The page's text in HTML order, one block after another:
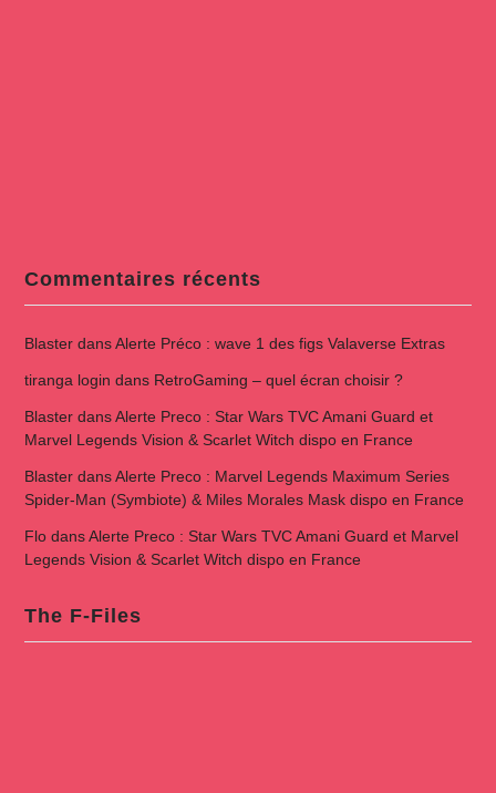
Commentaires récents
BlasterdansAlerte Préco : wave 1 des figs Valaverse Extras
tiranga login dans RetroGaming – quel écran choisir ?
BlasterdansAlerte Preco : Star Wars TVC Amani Guard et
Marvel Legends Vision & Scarlet Witch dispo en France
BlasterdansAlerte Preco : Marvel Legends Maximum Series
Spider-Man (Symbiote) & Miles Morales Mask dispo en France
FlodansAlerte Preco : Star Wars TVC Amani Guard et Marvel
Legends Vision & Scarlet Witch dispo en France
The F-Files